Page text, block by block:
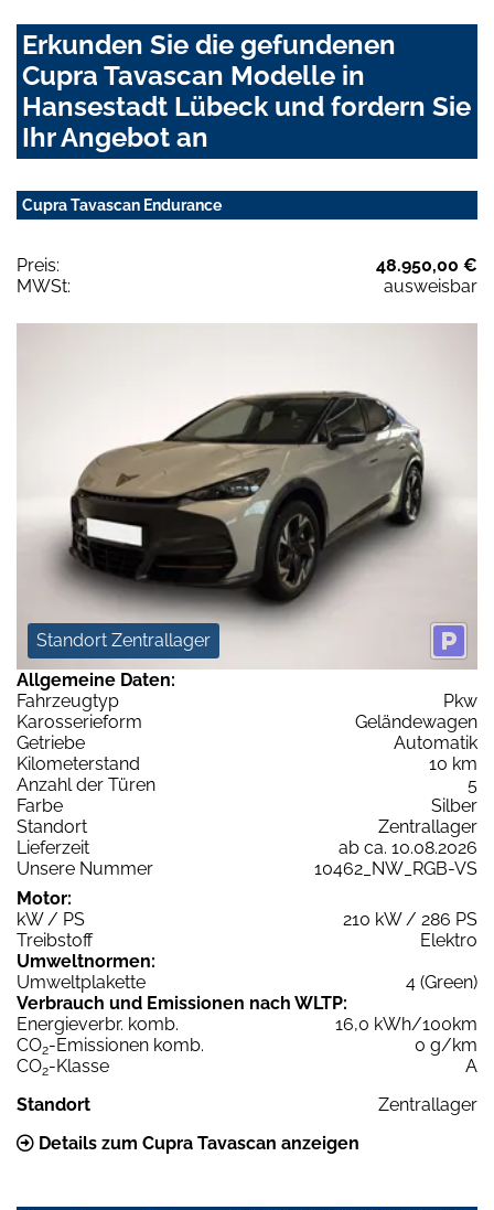
Erkunden Sie die gefundenen
Cupra Tavascan Modelle in
Hansestadt Lübeck und fordern Sie
Ihr Angebot an
Cupra Tavascan Endurance
Preis:
48.950,00 €
MWSt:
ausweisbar
Standort Zentrallager
Allgemeine Daten:
Fahrzeugtyp
Pkw
Karosserieform
Geländewagen
Getriebe
Automatik
Kilometerstand
10 km
Anzahl der Türen
5
Farbe
Silber
Standort
Zentrallager
Lieferzeit
ab ca. 10.08.2026
Unsere Nummer
10462_NW_RGB-VS
Motor:
kW / PS
210 kW / 286 PS
Treibstoff
Elektro
Umweltnormen:
Umweltplakette
4 (Green)
Verbrauch und Emissionen nach WLTP:
Energieverbr. komb.
16,0 kWh/100km
CO2-Emissionen komb.
0 g/km
CO2-Klasse
A
Standort
Zentrallager
Details zum Cupra Tavascan anzeigen